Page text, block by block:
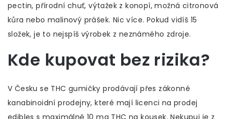
pectin, přírodní chuť, výtažek z konopí, možná citronová
kůra nebo malinový prášek. Nic více. Pokud vidíš 15
složek, je to nejspíš výrobek z neznámého zdroje.
Kde kupovat bez rizika?
V Česku se THC gumičky prodávají přes zákonné
kanabinoidní prodejny, které mají licenci na prodej